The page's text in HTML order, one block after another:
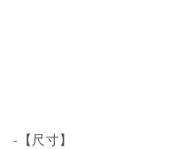
-【尺寸】